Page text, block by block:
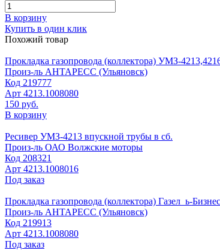
В корзину
Купить в один клик
Похожий товар
Прокладка газопровода (коллектора) УМЗ-
Произ-ль АНТАРЕСС (Ульяновск)
Код 219777
Арт 4213.1008080
150 руб.
В корзину
Ресивер УМЗ-4213 впускной трубы в сб.
Произ-ль ОАО Волжские моторы
Код 208321
Арт 4213.1008016
Под заказ
Прокладка газопровода (коллектора) Газел_ь-
Произ-ль АНТАРЕСС (Ульяновск)
Код 219913
Арт 4213.1008080
Под заказ